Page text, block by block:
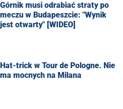
Górnik musi odrabiać straty po
meczu w Budapeszcie: "Wynik
jest otwarty" [WIDEO]
Hat-trick w Tour de Pologne. Nie
ma mocnych na Milana